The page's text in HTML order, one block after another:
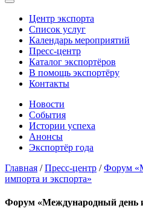
Центр экспорта
Список услуг
Календарь мероприятий
Пресс-центр
Каталог экспортёров
В помощь экспортёру
Контакты
Новости
События
Истории успеха
Анонсы
Экспортёр года
Главная /Пресс-центр /Форум
импорта и экспорта»
Форум «Международный день